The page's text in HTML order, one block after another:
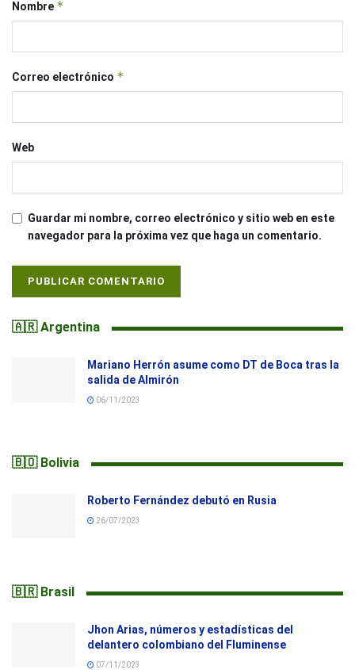
Nombre *
Correo electrónico *
Web
Guardar mi nombre, correo electrónico y sitio web en este
navegador para la próxima vez que haga un comentario.
🇦🇷 Argentina
Mariano Herrón asume como DT de Boca tras la
salida de Almirón
06/11/2023
🇧🇴 Bolivia
Roberto Fernández debutó en Rusia
26/07/2023
🇧🇷 Brasil
Jhon Arias, números y estadísticas del
delantero colombiano del Fluminense
07/11/2023